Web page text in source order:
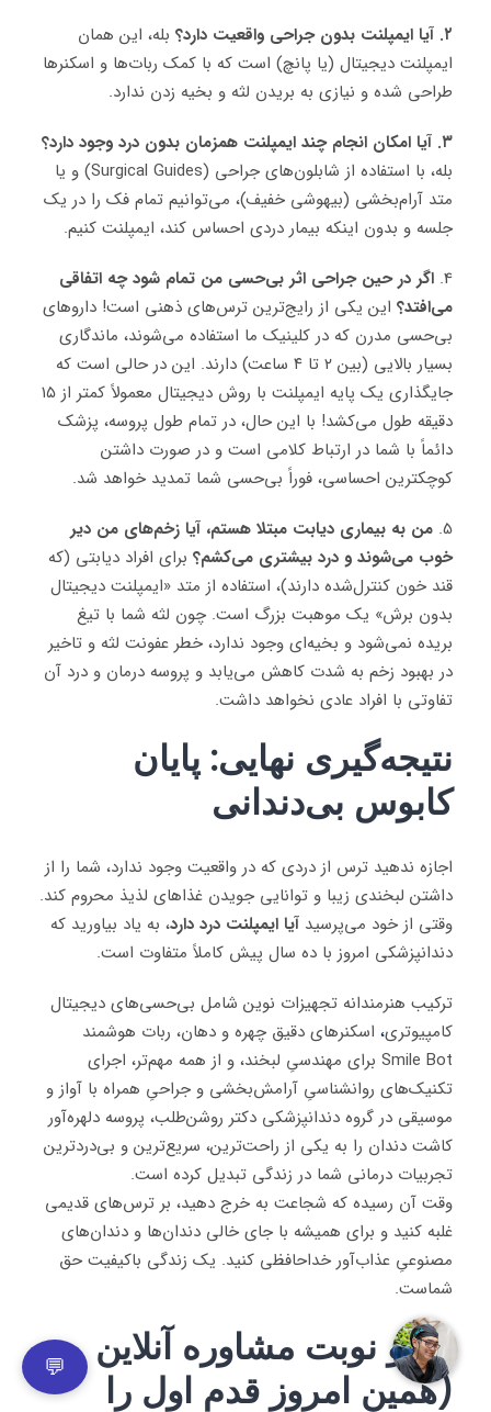
۲. آیا ایمپلنت بدون جراحی واقعیت دارد؟
بله، این همان
ایمپلنت دیجیتال (یا پانچ) است که با کمک ربات‌ها و اسکنرها
طراحی شده و نیازی به بریدن لثه و بخیه زدن ندارد.
۳. آیا امکان انجام چند ایمپلنت همزمان بدون درد وجود دارد؟
بله، با استفاده از شابلون‌های جراحی (Surgical Guides) و یا
متد آرام‌بخشی (بیهوشی خفیف)، می‌توانیم تمام فک را در یک
جلسه و بدون اینکه بیمار دردی احساس کند، ایمپلنت کنیم.
4. اگر در حین جراحی اثر بی‌حسی من تمام شود چه اتفاقی
می‌افتد؟ این یکی از رایج‌ترین ترس‌های ذهنی است! داروهای
بی‌حسی مدرن که در کلینیک ما استفاده می‌شوند، ماندگاری
بسیار بالایی (بین ۲ تا ۴ ساعت) دارند. این در حالی است که
جایگذاری یک پایه ایمپلنت با روش دیجیتال معمولاً کمتر از ۱۵
دقیقه طول می‌کشد! با این حال، در تمام طول پروسه، پزشک
دائماً با شما در ارتباط کلامی است و در صورت داشتن
کوچکترین احساسی، فوراً بی‌حسی شما تمدید خواهد شد.
5. من به بیماری دیابت مبتلا هستم، آیا زخم‌های من دیر
خوب می‌شوند و درد بیشتری می‌کشم؟ برای افراد دیابتی (که
قند خون کنترل‌شده دارند)، استفاده از متد «ایمپلنت دیجیتال
بدون برش» یک موهبت بزرگ است. چون لثه شما با تیغ
بریده نمی‌شود و بخیه‌ای وجود ندارد، خطر عفونت لثه و تاخیر
در بهبود زخم به شدت کاهش می‌یابد و پروسه درمان و درد آن
تفاوتی با افراد عادی نخواهد داشت.
نتیجه‌گیری نهایی: پایان
کابوس بی‌دندانی
اجازه ندهید ترس از دردی که در واقعیت وجود ندارد، شما را از
داشتن لبخندی زیبا و توانایی جویدن غذاهای لذیذ محروم کند.
وقتی از خود می‌پرسید آیا ایمپلنت درد دارد، به یاد بیاورید که
دندانپزشکی امروز با ده سال پیش کاملاً متفاوت است.
ترکیب هنرمندانه تجهیزات نوین شامل بی‌حسی‌های دیجیتال
کامپیوتری، اسکنرهای دقیق چهره و دهان، ربات هوشمند
Smile Bot برای مهندسیِ لبخند، و از همه مهم‌تر، اجرای
تکنیک‌های روانشناسیِ آرامش‌بخشی و جراحیِ همراه با آواز و
موسیقی در گروه دندانپزشکی دکتر روشن‌طلب، پروسه دلهره‌آور
کاشت دندان را به یکی از راحت‌ترین، سریع‌ترین و بی‌دردترین
تجربیات درمانی شما در زندگی تبدیل کرده است.
وقت آن رسیده که شجاعت به خرج دهید، بر ترس‌های قدیمی
غلبه کنید و برای همیشه با جای خالی دندان‌ها و دندان‌های
مصنوعیِ عذاب‌آور خداحافظی کنید. یک زندگی باکیفیت حق
شماست.
رزرو نوبت مشاوره آنلاین
(همین امروز قدم اول را
💬